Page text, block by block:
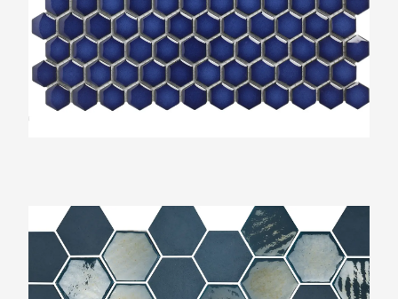
The Mosaic Factory Valencia Blauw